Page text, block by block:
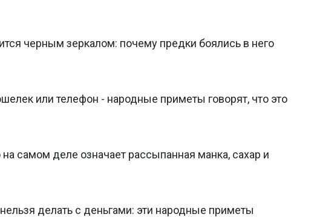
черным зеркалом: почему предки боялись в него
или телефон - народные приметы говорят, что это
на самом деле означает рассыпанная манка, сахар и
делать с деньгами: эти народные приметы